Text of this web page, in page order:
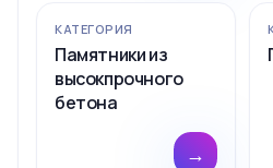
КАТЕГОРИЯ
Памятники из
высокпрочного
бетона
→